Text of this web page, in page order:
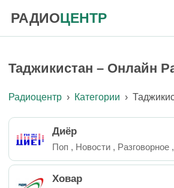
РАДИОЦЕНТР
Таджикистан – Онлайн
Радиоцентр › Категории ›
Диёр
Поп , Новости , Разговорное ,
жикистан
Ховар